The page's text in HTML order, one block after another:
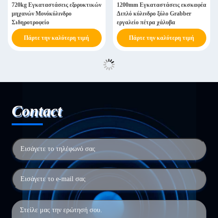
720kg Εγκαταστάσεις εξορυκτικών
μηχανών Μονόκύλινδρο
Σιδηροτροφείο
Πάρτε την καλύτερη τιμή
1200mm Εγκαταστάσεις εκσκαφέα
Διπλό κύλινδρο ξύλο Grabber
εργαλείο πέτρα χάλυβα
Πάρτε την καλύτερη τιμή
Contact